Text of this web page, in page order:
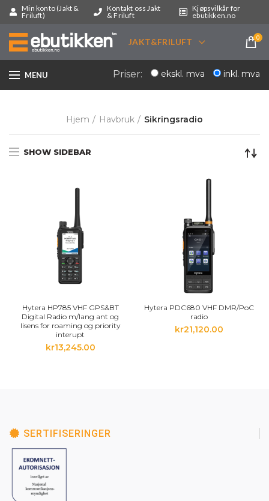
Min konto (Jakt &
Friluft)
Kontakt oss Jakt
& Friluft
Kjøpsvilkår for
ebutikken.no
JAKT&FRILUFT 0
MENU Priser: ekskl. mva inkl. mva
Hjem Havbruk Sikringsradio
SHOW SIDEBAR
Hytera HP785 VHF GPS&BT
Digital Radio m/lang ant og
lisens for roaming og priority
interupt
kr13,245.00
Hytera PDC680 VHF DMR/PoC
radio
kr21,120.00
SERTIFISERINGER